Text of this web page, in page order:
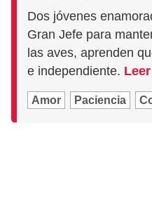
Dos jóvenes
Gran Jefe para
las aves, aprenden
e independiente.
Amor Paciencia